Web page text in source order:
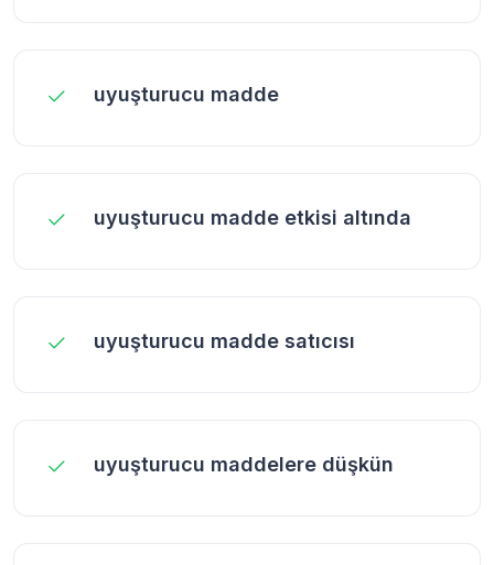
uyuşturucu madde
uyuşturucu madde etkisi altında
uyuşturucu madde satıcısı
uyuşturucu maddelere düşkün